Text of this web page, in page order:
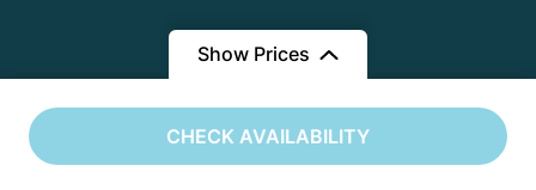
Show Prices
Từ 15,290,000 ₫
11,990,000 ₫/ Adult
CHECK AVAILABILITY